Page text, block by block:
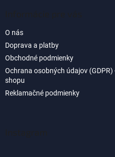
O nás
Doprava a platby
Obchodné podmienky
Ochrana osobných údajov
shopu
Reklamačné podmienky